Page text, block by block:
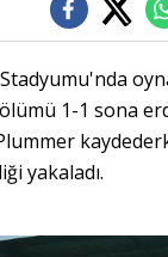
1-1 sona
yakaladı.